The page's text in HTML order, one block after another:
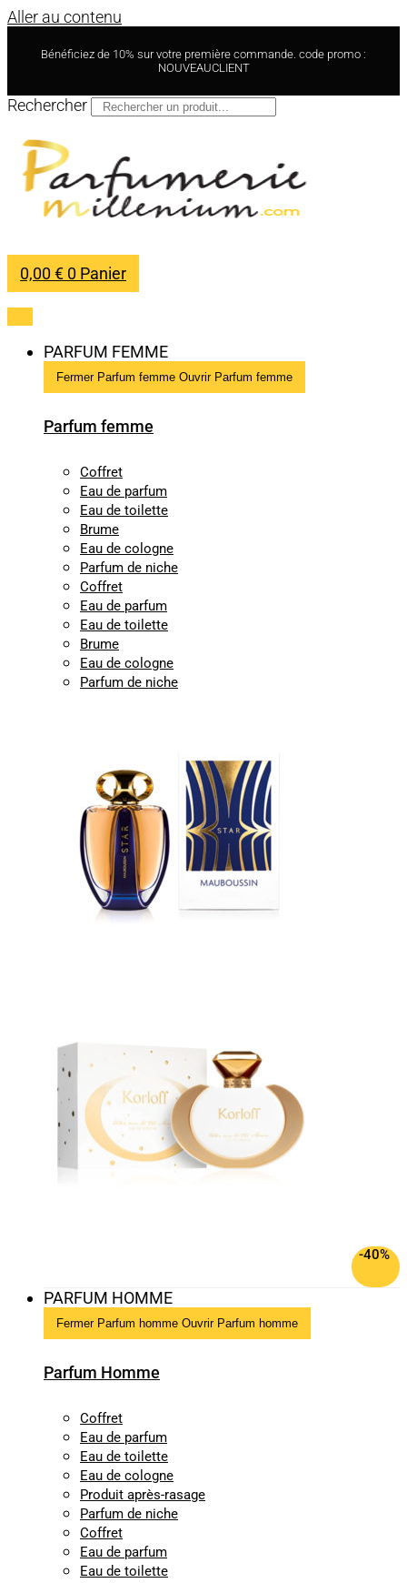
Aller au contenu
Bénéficiez de 10% sur votre première commande. code promo :
NOUVEAUCLIENT
Rechercher
0,00€ 0 Panier
PARFUM FEMME
Fermer Parfum femme Ouvrir Parfum femme
Parfum femme
Coffret
Eau de parfum
Eau de toilette
Brume
Eau de cologne
Parfum de niche
Coffret
Eau de parfum
Eau de toilette
Brume
Eau de cologne
Parfum de niche
-40%
PARFUM HOMME
Fermer Parfum homme Ouvrir Parfum homme
Parfum Homme
Coffret
Eau de parfum
Eau de toilette
Eau de cologne
Produit après-rasage
Parfum de niche
Coffret
Eau de parfum
Eau de toilette